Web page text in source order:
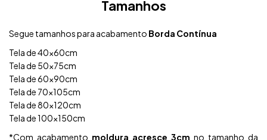
Tamanhos
Segue tamanhos para acabamento Borda Contínua
Tela de 40x60cm
Tela de 50x75cm
Tela de 60x90cm
Tela de 70x105cm
Tela de 80x120cm
Tela de 100x150cm
*Com acabamento moldura acresce 3cm no tamanho da